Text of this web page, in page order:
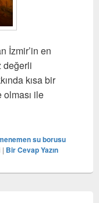
İzmir’in en
değerli
kısa bir
ile
su borusu
| Bir Cevap Yazın